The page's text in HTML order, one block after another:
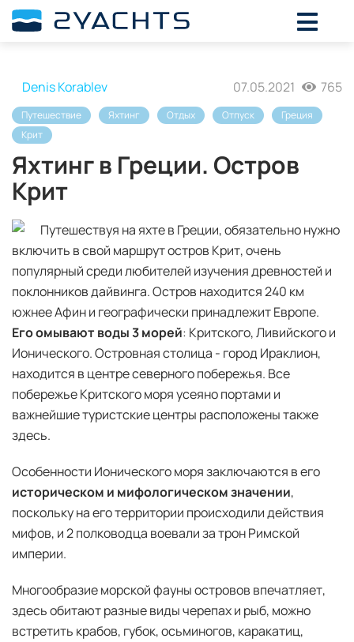
Denis Korablev 07.05.2021 765
Путешествие Яхтинг Отдых Отпуск
Греция
Крит
Яхтинг в Греции. Остров
Крит
Путешествуя на яхте в Греции, обязательно нужно
включить в свой маршрут остров Крит, очень
популярный среди любителей изучения древностей и
поклонников дайвинга. Остров находится 240 км
южнее Афин и географически принадлежит Европе.
Его омывают воды 3 морей: Критского, Ливийского и
Ионического. Островная столица - город Ираклион,
находится в центре северного побережья. Все
побережье Критского моря усеяно портами и
важнейшие туристские центры расположены также
здесь.
Особенности Ионического моря заключаются в его
историческом и мифологическом значении,
поскольку на его территории происходили действия
мифов, и 2 полководца воевали за трон Римской
империи.
Многообразие морской фауны островов впечатляет,
здесь обитают разные виды черепах и рыб, можно
встретить крабов, губок, осьминогов, каракатиц,